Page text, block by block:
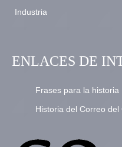
Industria
ENLACES DE
Frases para la historia
Historia del Correo del